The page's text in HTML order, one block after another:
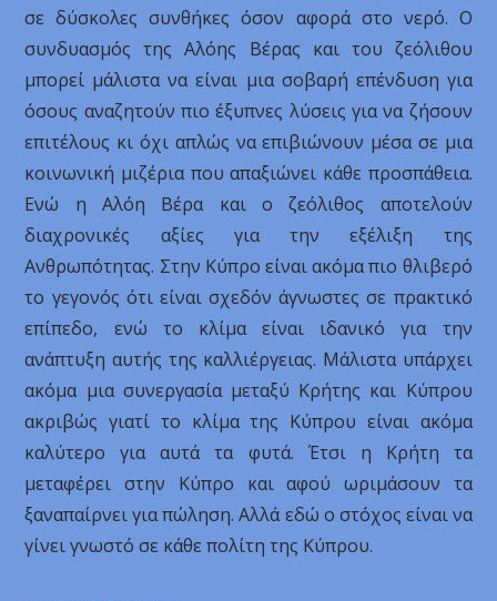
σε δύσκολες συνθήκες όσον αφορά στο νερό. Ο
συνδυασμός της Αλόης Βέρας και του ζεόλιθου
μπορεί μάλιστα να είναι μια σοβαρή επένδυση για
όσους αναζητούν πιο έξυπνες λύσεις για να ζήσουν
επιτέλους κι όχι απλώς να επιβιώνουν μέσα σε μια
κοινωνική μιζέρια που απαξιώνει κάθε προσπάθεια.
Ενώ η Αλόη Βέρα και ο ζεόλιθος αποτελούν
διαχρονικές αξίες για την εξέλιξη της
Ανθρωπότητας. Στην Κύπρο είναι ακόμα πιο θλιβερό
το γεγονός ότι είναι σχεδόν άγνωστες σε πρακτικό
επίπεδο, ενώ το κλίμα είναι ιδανικό για την
ανάπτυξη αυτής της καλλιέργειας. Μάλιστα υπάρχει
ακόμα μια συνεργασία μεταξύ Κρήτης και Κύπρου
ακριβώς γιατί το κλίμα της Κύπρου είναι ακόμα
καλύτερο για αυτά τα φυτά. Έτσι η Κρήτη τα
μεταφέρει στην Κύπρο και αφού ωριμάσουν τα
ξαναπαίρνει για πώληση. Αλλά εδώ ο στόχος είναι να
γίνει γνωστό σε κάθε πολίτη της Κύπρου.